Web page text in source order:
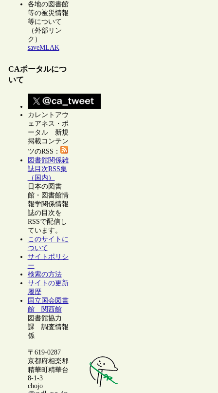
各地の図書館
等の被災情報
等について
（外部リン
ク）
saveMLAK
CAポータルにつ
いて
カレントアウ
ェアネス・ポ
ータル 新規
掲載コンテン
ツのRSS：
図書館関係雑
誌目次RSS集
（国内）
日本の図書
館・図書館情
報学関係情報
誌の目次を
RSSで配信し
ています。
このサイトに
ついて
サイトポリシ
ー
検索の方法
サイトの更新
履歴
国立国会図書
館 関西館
図書館協力
課 調査情報
係
〒619-0287
京都府相楽郡
精華町精華台
8-1-3
chojo